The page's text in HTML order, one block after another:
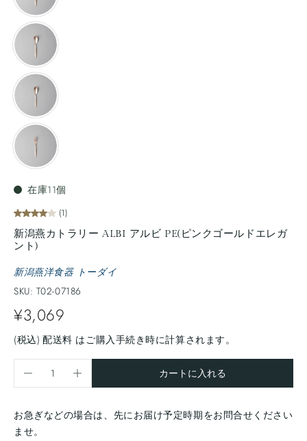
在庫11個
(1)
新潟燕カトラリー ALBI アルビ PE(ピンクゴールドエレガ
ント)
新潟燕洋食器 トーダイ
SKU: T02-07186
¥3,069
(税込) 配送料 はご購入手続き時に計算されます。
カートに入れる
お急ぎなどの場合は、先にお届け予定時期をお問合せください
ませ。